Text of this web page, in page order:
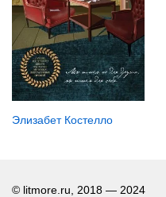
Элизабет Костелло
© litmore.ru, 2018 — 2024